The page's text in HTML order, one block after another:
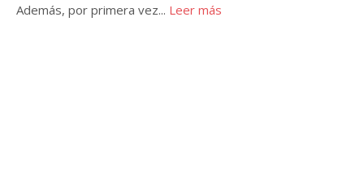
Además, por primera vez... Leer más